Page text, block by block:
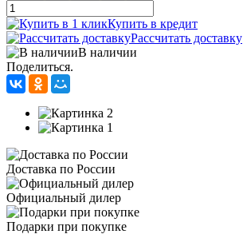
Купить в кредит
Рассчитать доставку
В наличии
Поделиться.
Доставка по России
Официальный дилер
Подарки при покупке